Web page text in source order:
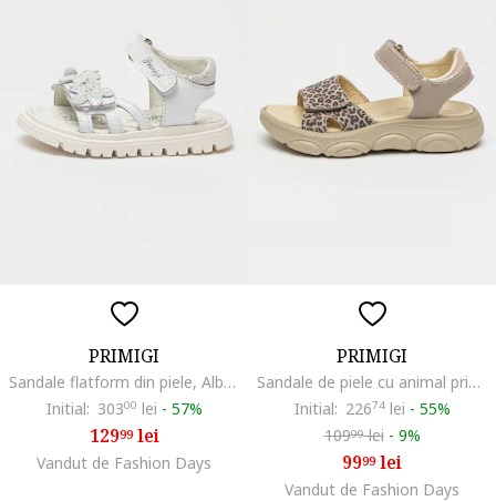
PRIMIGI
Sandale flatform din piele, Alb optic/Argintiu
Initial: 30300 lei - 57%
12999lei
Vandut de Fashion Days
PRIMIGI
Sandale de piele cu animal print, Maro/Grej
Initial: 22674lei - 55%
10999lei - 9%
9999lei
Vandut de Fashion Days